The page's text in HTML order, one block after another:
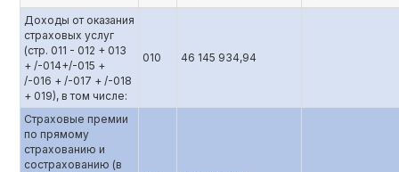
Доходы от оказания
страховых услуг
(стр. 011 - 012 + 013
+ /-014+/-015 +
/-016 + /-017 + /-018
+ 019), в том числе:
010 46 145 934,94
Страховые премии
по прямому
страхованию и
сострахованию (в